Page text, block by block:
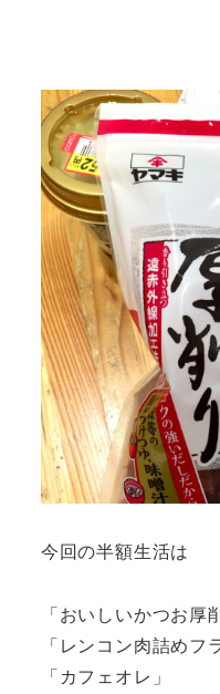
今回の半額生活は
「おいしいかつお厚
「レンコン肉詰めフ
「カフェオレ」